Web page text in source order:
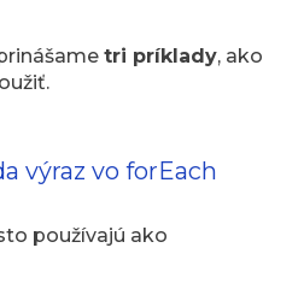
tri príklady, ako
výraz vo forEach
používajú ako